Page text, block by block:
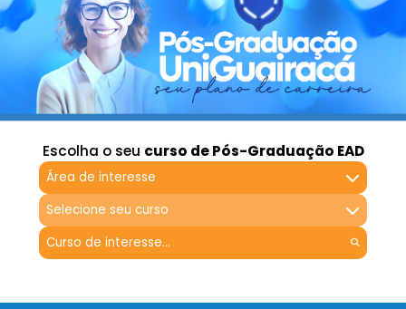
Escolha o seu curso de Pós-Graduação EAD
Área de interesse
Selecione seu curso